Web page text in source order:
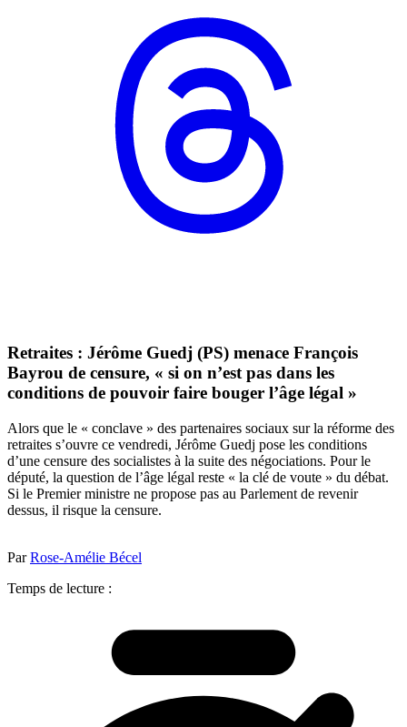
Retraites : Jérôme Guedj (PS) menace François
Bayrou de censure, « si on n’est pas dans les
conditions de pouvoir faire bouger l’âge légal »
Alors que le « conclave » des partenaires sociaux sur la réforme des
retraites s’ouvre ce vendredi, Jérôme Guedj pose les conditions
d’une censure des socialistes à la suite des négociations. Pour le
député, la question de l’âge légal reste « la clé de voute » du débat.
Si le Premier ministre ne propose pas au Parlement de revenir
dessus, il risque la censure.
ParRose-Amélie Bécel
Temps de lecture :